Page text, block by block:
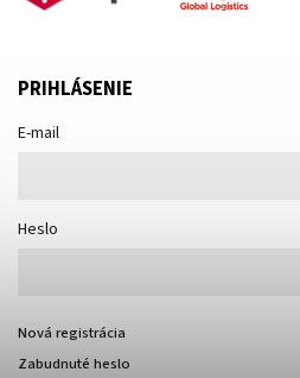
PRIHLÁSENIE
E-mail
Heslo
Nová registrácia
Zabudnuté heslo